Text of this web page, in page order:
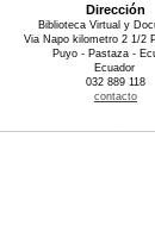
Dirección
Biblioteca Virtual y
Via Napo kilometro 2 1/2
Puyo - Pastaza -
Ecuador
032 889 118
contacto